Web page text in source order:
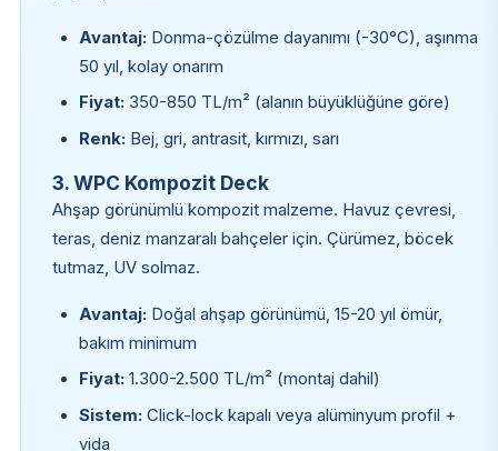
Avantaj: Donma-çözülme dayanımı (-30°C), aşınma
50 yıl, kolay onarım
Fiyat: 350-850 TL/m² (alanın büyüklüğüne göre)
Renk: Bej, gri, antrasit, kırmızı, sarı
3. WPC Kompozit Deck
Ahşap görünümlü kompozit malzeme. Havuz çevresi,
teras, deniz manzaralı bahçeler için. Çürümez, böcek
tutmaz, UV solmaz.
Avantaj: Doğal ahşap görünümü, 15-20 yıl ömür,
bakım minimum
Fiyat: 1.300-2.500 TL/m² (montaj dahil)
Sistem: Click-lock kapalı veya alüminyum profil +
vida